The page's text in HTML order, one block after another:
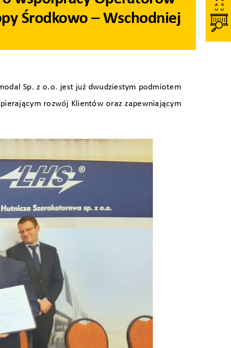
Środkowo – Wschodniej
Sp. z o.o. jest już dwudziestym podmiotem
rozwój Klientów oraz zapewniającym